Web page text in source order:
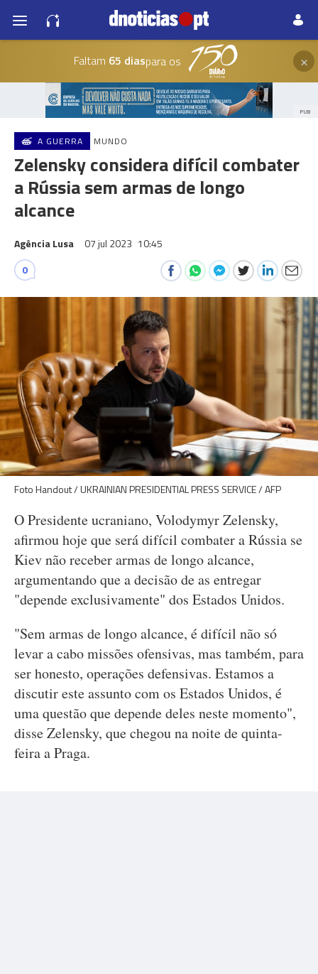
Faltam 65 diaspara os ×
PUB
A GUERRA MUNDO
Zelensky considera difícil combater
a Rússia sem armas de longo
alcance
Agência Lusa 07 jul 2023 10:45
0
Foto Handout / UKRAINIAN PRESIDENTIAL PRESS SERVICE / AFP
O Presidente ucraniano, Volodymyr Zelensky,
afirmou hoje que será difícil combater a Rússia se
Kiev não receber armas de longo alcance,
argumentando que a decisão de as entregar
"depende exclusivamente" dos Estados Unidos.
"Sem armas de longo alcance, é difícil não só
levar a cabo missões ofensivas, mas também, para
ser honesto, operações defensivas. Estamos a
discutir este assunto com os Estados Unidos, é
uma questão que depende deles neste momento",
disse Zelensky, que chegou na noite de quinta-
feira a Praga.